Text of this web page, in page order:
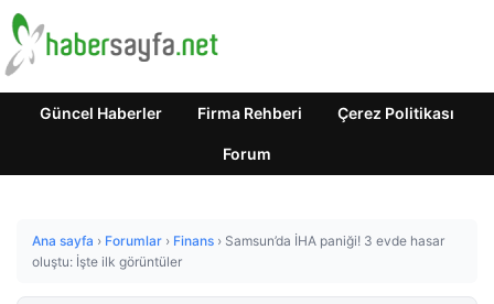
Güncel Haberler Firma Rehberi Çerez Politikası
Forum
Ana sayfa › Forumlar › Finans › Samsun’da İHA paniği! 3 evde hasar
oluştu: İşte ilk görüntüler